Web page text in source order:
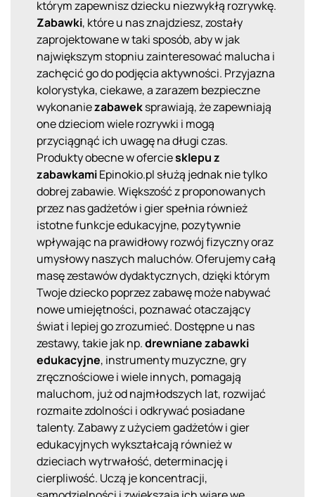
którym zapewnisz dziecku niezwykłą rozrywkę.
Zabawki, które u nas znajdziesz, zostały
zaprojektowane w taki sposób, aby w jak
największym stopniu zainteresować malucha i
zachęcić go do podjęcia aktywności. Przyjazna
kolorystyka, ciekawe, a zarazem bezpieczne
wykonaniezabaweksprawiają, że zapewniają
one dzieciom wiele rozrywki i mogą
przyciągnąć ich uwagę na długi czas.
Produkty obecne w oferciesklepu z
zabawkamiEpinokio.pl służą jednak nie tylko
dobrej zabawie. Większość z proponowanych
przez nas gadżetów i gier spełnia również
istotne funkcje edukacyjne, pozytywnie
wpływając na prawidłowy rozwój fizyczny oraz
umysłowy naszych maluchów. Oferujemy całą
masę zestawów dydaktycznych, dzięki którym
Twoje dziecko poprzez zabawę może nabywać
nowe umiejętności, poznawać otaczający
świat i lepiej go zrozumieć. Dostępne u nas
zestawy, takie jak np.drewniane zabawki
edukacyjne, instrumenty muzyczne, gry
zręcznościowe i wiele innych, pomagają
maluchom, już od najmłodszych lat, rozwijać
rozmaite zdolności i odkrywać posiadane
talenty. Zabawy z użyciem gadżetów i gier
edukacyjnych wykształcają również w
dzieciach wytrwałość, determinację i
cierpliwość. Uczą je koncentracji,